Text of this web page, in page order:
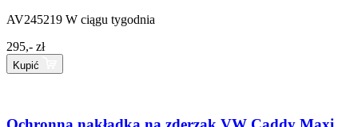
AV245219 W ciągu tygodnia
295,- zł
Kupić